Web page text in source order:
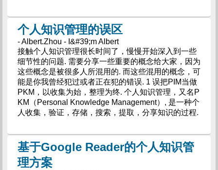
个人知识管理的误区
- Albert.Zhou - I&#39;m Albert
接触个人知识管理很长时间了，慢慢开始深入到一些
细节性的问题. 需要分享一些重要的概念给大家，因为
这些概念是被很多人所混用的. 而这些混用的概念，可
能是你我曾经犯过或者正在犯的错误. 1 误把PIM当做
PKM，以收集为始，整理为终. 个人知识管理，又名P
KM（Personal Knowledge Management）, 是一种个
人收集，验证，存储，搜索，提取，分享知识的过程.
基于Google Reader的个人知识管
理方案